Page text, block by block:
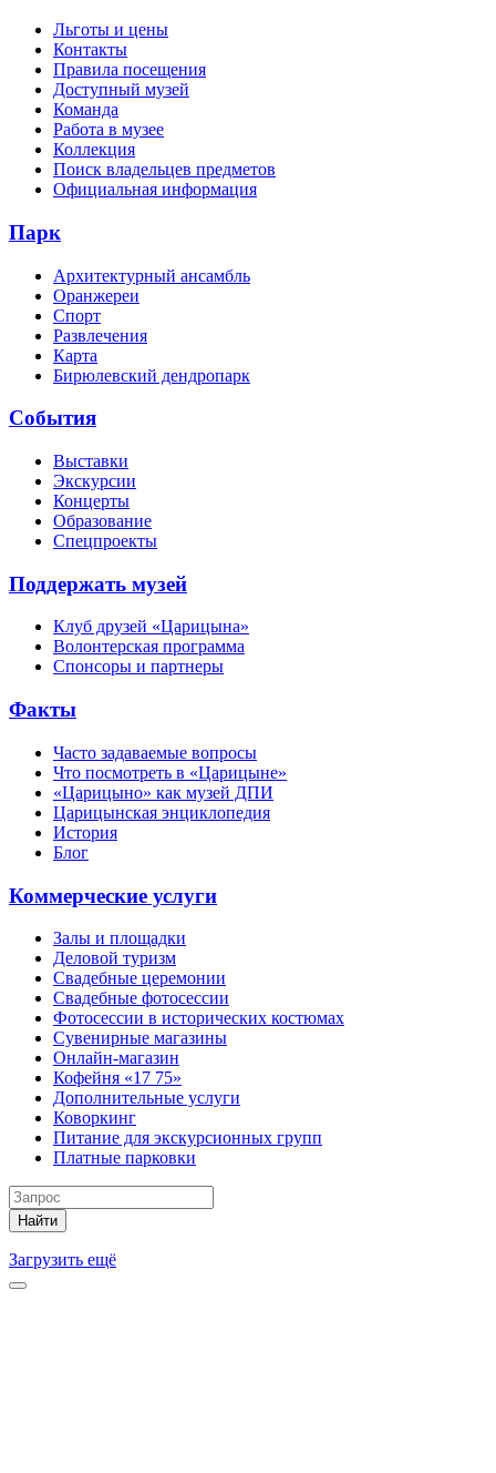
Льготы и цены
Контакты
Правила посещения
Доступный музей
Команда
Работа в музее
Коллекция
Поиск владельцев предметов
Официальная информация
Парк
Архитектурный ансамбль
Оранжереи
Спорт
Развлечения
Карта
Бирюлевский дендропарк
События
Выставки
Экскурсии
Концерты
Образование
Спецпроекты
Поддержать музей
Клуб друзей «Царицына»
Волонтерская программа
Спонсоры и партнеры
Факты
Часто задаваемые вопросы
Что посмотреть в «Царицыне»
«Царицыно» как музей ДПИ
Царицынская энциклопедия
История
Блог
Коммерческие услуги
Залы и площадки
Деловой туризм
Свадебные церемонии
Свадебные фотосессии
Фотосессии в исторических костюмах
Сувенирные магазины
Онлайн-магазин
Кофейня «17 75»
Дополнительные услуги
Коворкинг
Питание для экскурсионных групп
Платные парковки
Найти
Загрузить ещё